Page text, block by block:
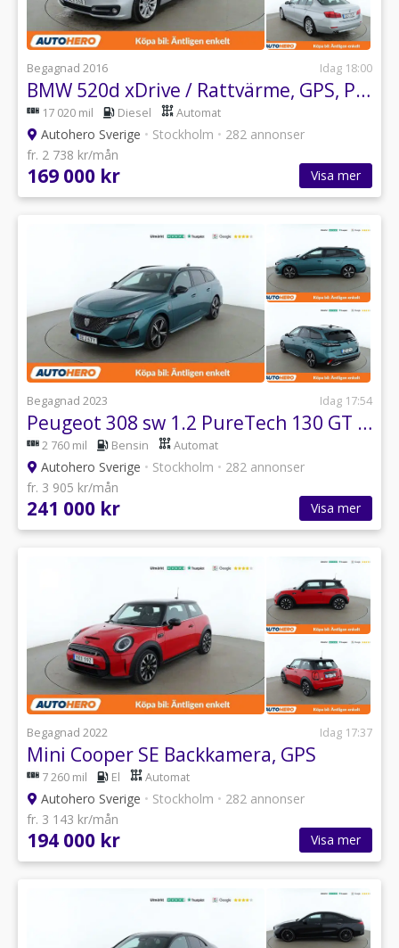
Begagnad 2016 Idag 18:00
BMW 520d xDrive / Rattvärme, GPS, PDC
17 020 mil Diesel Automat
Autohero Sverige • Stockholm • 282 annonser
fr. 2 738 kr/mån
169 000 kr Visa mer
Begagnad 2023 Idag 17:54
Peugeot 308 sw 1.2 PureTech 130 GT / Backkamera, GPS, PDC
2 760 mil Bensin Automat
Autohero Sverige • Stockholm • 282 annonser
fr. 3 905 kr/mån
241 000 kr Visa mer
Begagnad 2022 Idag 17:37
Mini Cooper SE Backkamera, GPS
7 260 mil El Automat
Autohero Sverige • Stockholm • 282 annonser
fr. 3 143 kr/mån
194 000 kr Visa mer